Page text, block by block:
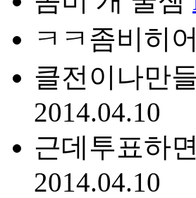
ㅋㅋ좀비히
클전이나만
2014.04.10
근데투표하
2014.04.10